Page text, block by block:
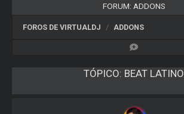
FORUM: ADDONS
FOROS DE VIRTUALDJ ADDONS
TÓPICO: BEAT LATINO